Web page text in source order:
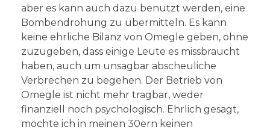
aber es kann auch dazu benutzt werden, eine
Bombendrohung zu übermitteln. Es kann
keine ehrliche Bilanz von Omegle geben, ohne
zuzugeben, dass einige Leute es missbraucht
haben, auch um unsagbar abscheuliche
Verbrechen zu begehen. Der Betrieb von
Omegle ist nicht mehr tragbar, weder
finanziell noch psychologisch. Ehrlich gesagt,
möchte ich in meinen 30ern keinen